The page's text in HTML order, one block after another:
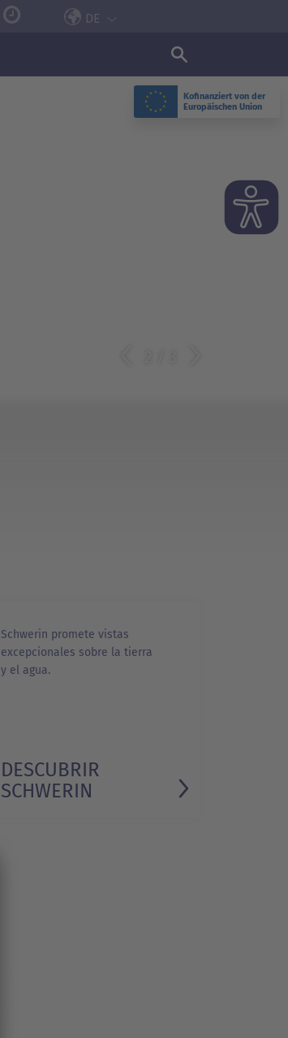
Kofinanziert von der
Europäischen Union
DE
DESCUBRIR
SCHWERIN
Schwerin promete vistas
excepcionales sobre la tierra
y el agua.